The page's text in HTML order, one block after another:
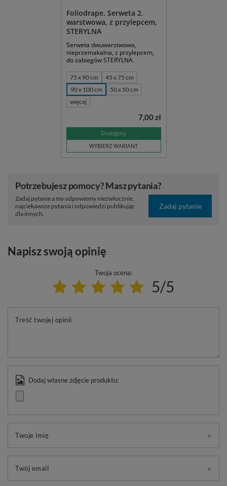
Foliodrape. Serweta 2.
warstwowa, z przylepcem,
STERYLNA
Serweta dwuwarstwowa,
nieprzemakalna, z przylepcem,
do zabiegów STERYLNA.
75 x 90 cm
45 x 75 cm
90 x 100 cm
50 x 50 cm
więcej
Dostępny
WYBIERZ WARIANT
7,00 zł
Potrzebujesz pomocy? Masz pytania?
Zadaj pytanie a my odpowiemy niezwłocznie,
najciekawsze pytania i odpowiedzi publikując
dla innych.
Zadaj pytanie
Napisz swoją opinię
Twoja ocena:
5/5
Treść twojej opinii
Dodaj własne zdjęcie produktu:
Twoje imię
Twój email